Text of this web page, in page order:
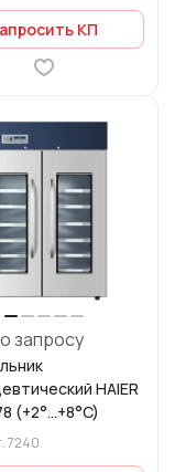
КП
запросу
HAIER
(+2°...+8°C)
7240